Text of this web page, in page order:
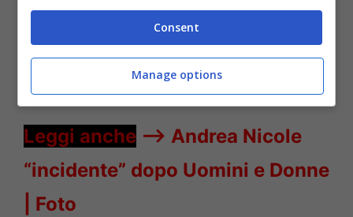
escluso dal dating showdopo aver violato il
regolamento. Il giovane si era infatti
innamorato di Ilaria, e stava così uscendo
segretamente.
Leggi anche —-> Andrea Nicole
“incidente” dopo Uomini e Donne
| Foto
Consent
Manage options